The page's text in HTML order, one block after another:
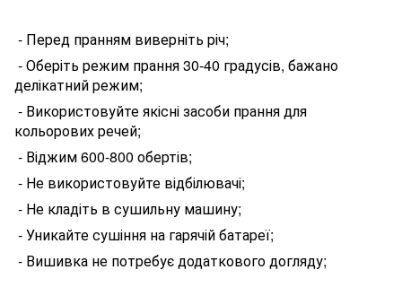
- Перед пранням виверніть річ;
- Оберіть режим прання 30-40 градусів, бажано
делікатний режим;
- Використовуйте якісні засоби прання для
кольорових речей;
- Віджим 600-800 обертів;
- Не використовуйте відбілювачі;
- Не кладіть в сушильну машину;
- Уникайте сушіння на гарячій батареї;
- Вишивка не потребує додаткового догляду;